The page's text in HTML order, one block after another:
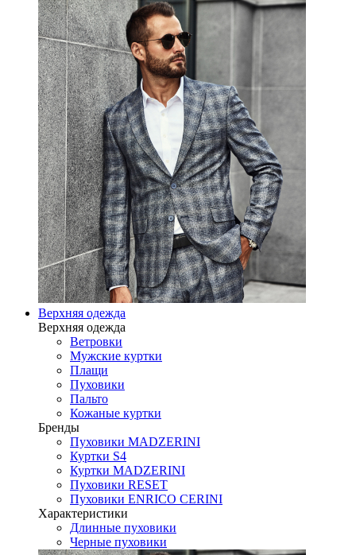
Верхняя одежда
Верхняя одежда
Ветровки
Мужские куртки
Плащи
Пуховики
Пальто
Кожаные куртки
Бренды
Пуховики MADZERINI
Куртки S4
Куртки MADZERINI
Пуховики RESET
Пуховики ENRICO CERINI
Характеристики
Длинные пуховики
Черные пуховики